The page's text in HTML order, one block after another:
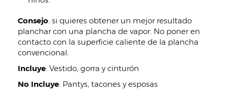
Consejo: si quieres obtener un mejor resultado
planchar con una plancha de vapor. No poner en
contacto con la superficie caliente de la plancha
convencional.
Incluye: Vestido, gorra y cinturón
No Incluye: Pantys, tacones y esposas